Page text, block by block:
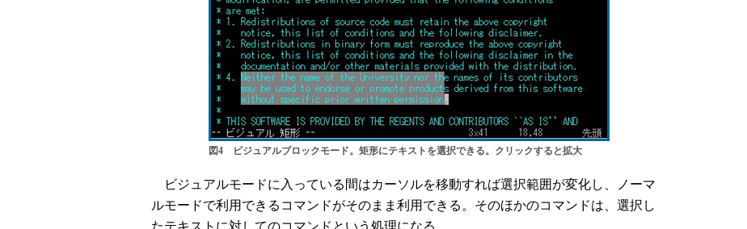
図4 ビジュアルブロックモード。矩形にテキストを選択できる。クリックすると拡大
ビジュアルモードに入っている間はカーソルを移動すれば選択範囲が変化し、ノーマ
ルモードで利用できるコマンドがそのまま利用できる。そのほかのコマンドは、選択し
たテキストに対してのコマンドという処理になる。